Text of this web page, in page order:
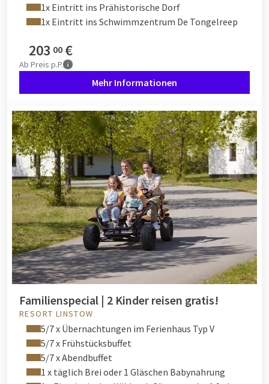
1x Eintritt ins Prähistorische Dorf
1x Eintritt ins Schwimmzentrum De Tongelreep
203 00 €
Ab Preis p.P.
Mehr Informationen
Familienspecial | 2 Kinder reisen gratis!
RESORT LINSTOW
5/7 x Übernachtungen im Ferienhaus Typ V
5/7 x Frühstücksbuffet
5/7 x Abendbuffet
1 x täglich Brei oder 1 Gläschen Babynahrung